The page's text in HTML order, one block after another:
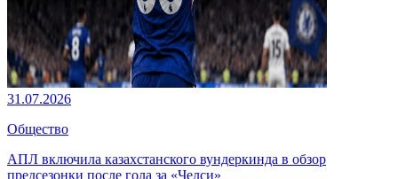
31.07.2026
Общество
АПЛ включила казахстанского вундеркинда в обзор
предсезонки после гола за «Челси»